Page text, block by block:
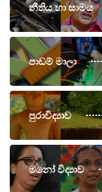
නීතිය හා සාමය
පාඩම් මාලා
පුරාවිද්‍යාව
මනෝ විද්‍යාව